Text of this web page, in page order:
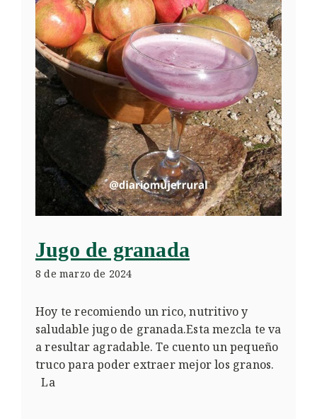
Jugo de granada
8 de marzo de 2024
Hoy te recomiendo un rico, nutritivo y
saludable jugo de granada.Esta mezcla te va
a resultar agradable. Te cuento un pequeño
truco para poder extraer mejor los granos.
La